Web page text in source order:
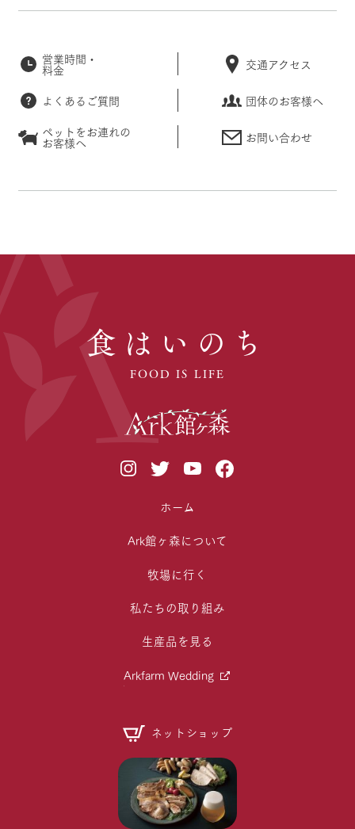
営業時間・
料金 交通アクセス
よくあるご質問
団体のお客様へ
ペットをお連れの
お客様へ お問い合わせ
食はいのち
FOOD IS LIFE
ホーム
Ark館ヶ森について
牧場に行く
私たちの取り組み
生産品を見る
Arkfarm Wedding
ネットショップ